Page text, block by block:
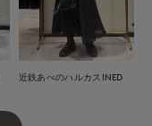
近鉄あべのハルカスINED